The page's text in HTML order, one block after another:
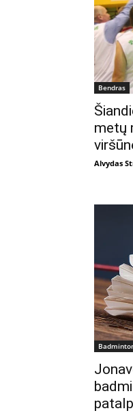
Bendras
metų
Alvydas